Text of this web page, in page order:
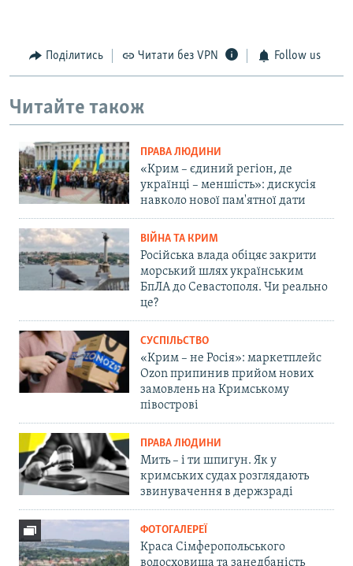
Поділитись Читати без VPN Follow us
Читайте також
ПРАВА ЛЮДИНИ
«Крим – єдиний регіон, де
українці – меншість»: дискусія
навколо нової пам'ятної дати
ВІЙНА ТА КРИМ
Російська влада обіцяє закрити
морський шлях українським
БпЛА до Севастополя. Чи реально
це?
СУСПІЛЬСТВО
«Крим – не Росія»: маркетплейс
Ozon припинив прийом нових
замовлень на Кримському
півострові
ПРАВА ЛЮДИНИ
Мить – і ти шпигун. Як у
кримських судах розглядають
звинувачення в держзраді
ФОТОГАЛЕРЕЇ
Краса Сімферопольського
водосховища та занедбаність